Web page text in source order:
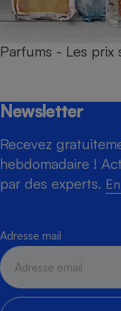
Parfums - Les prix
Newsletter
Recevez
hebdomadaire !
par des experts.
Adresse mail